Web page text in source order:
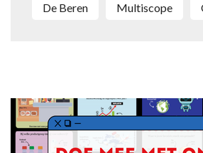
De Beren Multiscope